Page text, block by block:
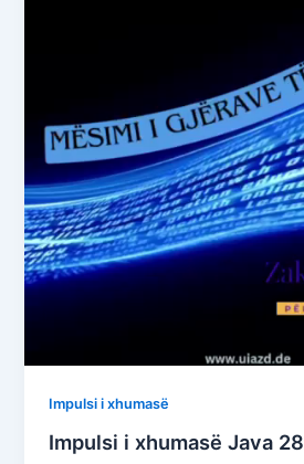
Impulsi i xhumasë
Impulsi i xhumasë Java 28